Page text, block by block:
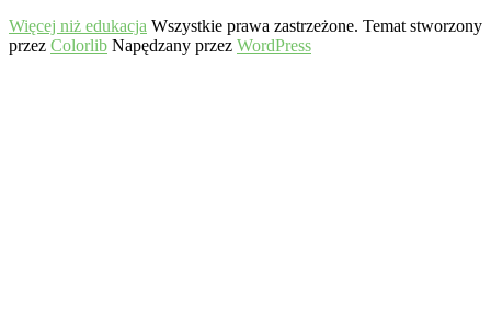
Więcej niż edukacja Wszystkie prawa zastrzeżone. Temat stworzony
przez Colorlib Napędzany przez WordPress